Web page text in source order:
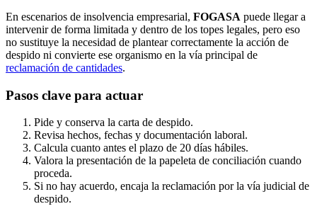
En escenarios de insolvencia empresarial, FOGASA puede llegar a
intervenir de forma limitada y dentro de los topes legales, pero eso
no sustituye la necesidad de plantear correctamente la acción de
despido ni convierte ese organismo en la vía principal de
reclamación de cantidades.
Pasos clave para actuar
Pide y conserva la carta de despido.
Revisa hechos, fechas y documentación laboral.
Calcula cuanto antes el plazo de 20 días hábiles.
Valora la presentación de la papeleta de conciliación cuando
proceda.
Si no hay acuerdo, encaja la reclamación por la vía judicial de
despido.